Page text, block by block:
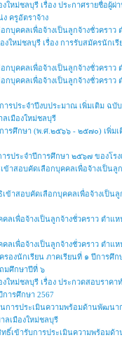
ใหม่ชลบุรี เรื่อง ประกาศรายชื่อผู้
ง ครูอัตราจ้าง
กบุคคลเพื่อจ้างเป็นลูกจ้างชั่วคราว
งใหม่ชลบุรี เรื่อง การรับสมัครนักเ
กบุคคลเพื่อจ้างเป็นลูกจ้างชั่วคราว
กบุคคลเพื่อจ้างเป็นลูกจ้างชั่วครา
ารประจำปีงบประมาณ เพิ่มเติม ฉบั
เมืองใหม่ชลบุรี
ารศึกษา (พ.ศ.๒๕๖๖ - ๒๕๗๐) เพิ่มเ
รประจำปีการศึกษา ๒๕๖๗ ของโร
ข้าสอบคัดเลือกบุคคลเพื่อจ้างเป็นลู
เข้าสอบคัดเลือกบุคคลเพื่อจ้างเป็น
ลเพื่อจ้างเป็นลูกจ้างชั่วคราว ตำ
ลเพื่อจ้างเป็นลูกจ้างชั่วคราว ตำแ
รองนักเรียน ภาคเรียนที่ ๑ ปีการศึ
มศึกษาปีที่ ๖
งใหม่ชลบุรี เรื่อง ประกวดสอบราค
ารศึกษา 2567
การประเมินความพร้อมด้านพัฒน
ลเมืองใหม่ชลบุรี
ธิ์เข้ารับการประเมินความพร้อมด้